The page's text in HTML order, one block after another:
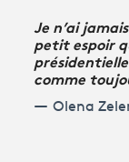
Je n’ai
petit espoir
comme
Olena